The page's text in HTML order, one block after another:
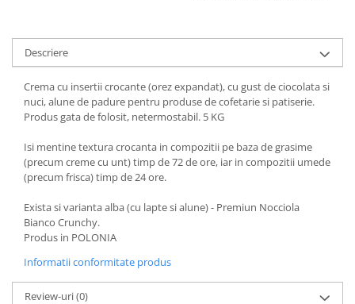
Descriere
Crema cu insertii crocante (orez expandat), cu gust de ciocolata si
nuci, alune de padure pentru produse de cofetarie si patiserie.
Produs gata de folosit, netermostabil. 5 KG
Isi mentine textura crocanta in compozitii pe baza de grasime
(precum creme cu unt) timp de 72 de ore, iar in compozitii umede
(precum frisca) timp de 24 ore.
Exista si varianta alba (cu lapte si alune) - Premiun Nocciola
Bianco Crunchy.
Produs in POLONIA
Informatii conformitate produs
Review-uri(0)